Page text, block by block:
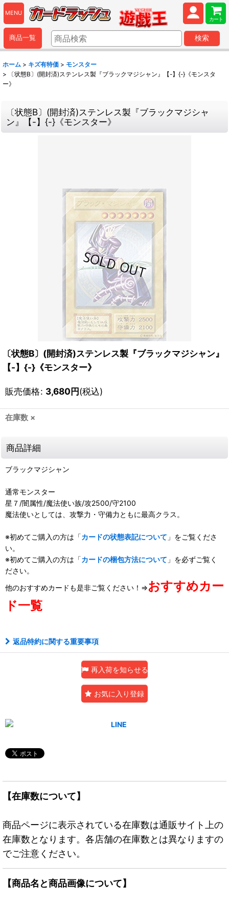
MENU
カート
商品一覧 検索
ホーム > キズ有特価 > モンスター
>
〔状態B〕(開封済)ステンレス製『ブラックマジシャン』【-】{-}《モンスタ
ー》
〔状態B〕(開封済)ステンレス製『ブラックマジシャ
ン』【-】{-}《モンスター》
〔状態B〕(開封済)ステンレス製『ブラックマジシャン』
【-】{-}《モンスター》
販売価格: 3,680円(税込)
在庫数 ×
商品詳細
ブラックマジシャン
通常モンスター
星７/闇属性/魔法使い族/攻2500/守2100
魔法使いとしては、攻撃力・守備力ともに最高クラス。
※初めてご購入の方は「カードの状態表記について 」をご覧くださ
い。
※初めてご購入の方は「カードの梱包方法について 」を必ずご覧く
ださい。
他のおすすめカードも是非ご覧ください！⇒おすすめカー
ド一覧
返品特約に関する重要事項
再入荷を知らせる
お気に入り登録
【在庫数について】
商品ページに表示されている在庫数は通販サイト上の
在庫数となります。各店舗の在庫数とは異なりますの
でご注意ください。
【商品名と商品画像について】